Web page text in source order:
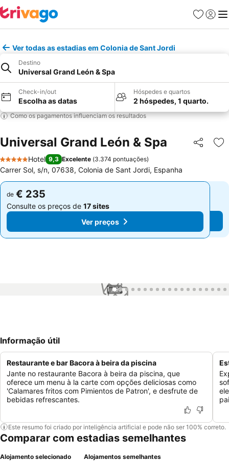
Favoritos
Iniciar
Ver todas as estadias em Colonia de Sant Jordi
Destino
Universal Grand León & Spa
Check-in/out
Escolha as datas
Hóspedes e quartos
2 hóspedes, 1 quarto.
Como os pagamentos influenciam os resultados
Universal Grand León & Spa Partilhar
5 Estrelas
Hotel 9,3 Excelente (3.374 pontuações)
Carrer Sol, s/n, 07638, Colonia de Sant Jordi, Espanha
de € 235
Consulte os preços de 17 sites
Ver preços
de € 235
Consulte os preços de 17 sites
Ver preços
1 / 99
Informação útil
Restaurante e bar Bacora à beira da piscina
Jante no restaurante Bacora à beira da piscina, que
oferece um menu à la carte com opções deliciosas como
'Calamares fritos com Pimientos de Patron', e desfrute de
bebidas refrescantes.
Este resumo foi criado por inteligência artificial e pode não ser 100% correto.
Comparar com estadias semelhantes
Alojamento selecionado Alojamentos semelhantes